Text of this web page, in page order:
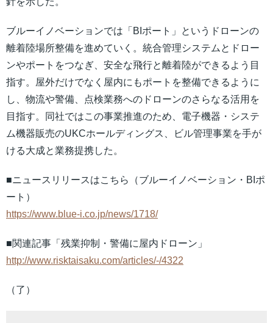
ブルーイノベーションでは「BIポート」というドローンの
離着陸場所整備を進めていく。統合管理システムとドロー
ンやポートをつなぎ、安全な飛行と離着陸ができるよう目
指す。屋外だけでなく屋内にもポートを整備できるように
し、物流や警備、点検業務へのドローンのさらなる活用を
目指す。同社ではこの事業推進のため、電子機器・システ
ム機器販売のUKCホールディングス、ビル管理事業を手が
ける大成と業務提携した。
■ニュースリリースはこちら（ブルーイノベーション・BIポ
ート）
https://www.blue-i.co.jp/news/1718/
■関連記事「残業抑制・警備に屋内ドローン」
http://www.risktaisaku.com/articles/-/4322
（了）